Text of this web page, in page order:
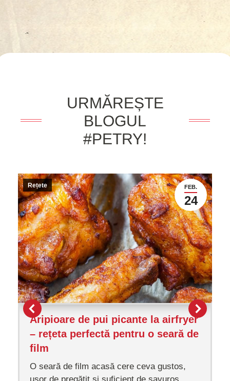
URMĂREȘTE
BLOGUL
#PETRY!
FEB.
24
Rețete
Aripioare de pui picante la airfryer
– rețeta perfectă pentru o seară de
film
O seară de film acasă cere ceva gustos,